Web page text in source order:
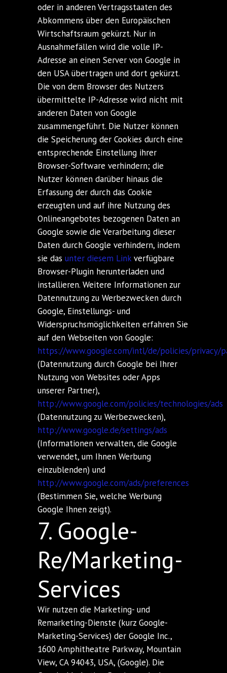
oder in anderen Vertragsstaaten des
Abkommens über den Europäischen
Wirtschaftsraum gekürzt. Nur in
Ausnahmefällen wird die volle IP-
Adresse an einen Server von Google in
den USA übertragen und dort gekürzt.
Die von dem Browser des Nutzers
übermittelte IP-Adresse wird nicht mit
anderen Daten von Google
zusammengeführt. Die Nutzer können
die Speicherung der Cookies durch eine
entsprechende Einstellung ihrer
Browser-Software verhindern; die
Nutzer können darüber hinaus die
Erfassung der durch das Cookie
erzeugten und auf ihre Nutzung des
Onlineangebotes bezogenen Daten an
Google sowie die Verarbeitung dieser
Daten durch Google verhindern, indem
sie das unter diesem Linkverfügbare
Browser-Plugin herunterladen und
installieren. Weitere Informationen zur
Datennutzung zu Werbezwecken durch
Google, Einstellungs- und
Widerspruchsmöglichkeiten erfahren Sie
auf den Webseiten von Google:
https://www.google.com/intl/de/policies/privacy/
(Datennutzung durch Google bei Ihrer
Nutzung von Websites oder Apps
unserer Partner),
http://www.google.com/policies/technologies/ads
(Datennutzung zu Werbezwecken),
http://www.google.de/settings/ads
(Informationen verwalten, die Google
verwendet, um Ihnen Werbung
einzublenden) und
http://www.google.com/ads/preferences
(Bestimmen Sie, welche Werbung
Google Ihnen zeigt).
7. Google-
Re/Marketing-
Services
Wir nutzen die Marketing- und
Remarketing-Dienste (kurz Google-
Marketing-Services) der Google Inc.,
1600 Amphitheatre Parkway, Mountain
View, CA 94043, USA, (Google). Die